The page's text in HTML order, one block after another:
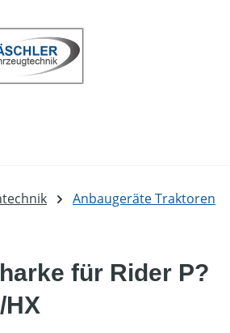
Anbaugeräte Traktoren
für Rider P?
HX